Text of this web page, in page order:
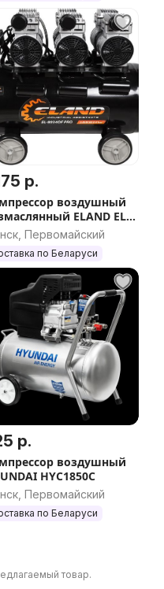
р.
воздушный
ELAND EL-
PRO
Первомайский
по Беларуси
р.
воздушный
HYC1850C
Первомайский
по Беларуси
товар.